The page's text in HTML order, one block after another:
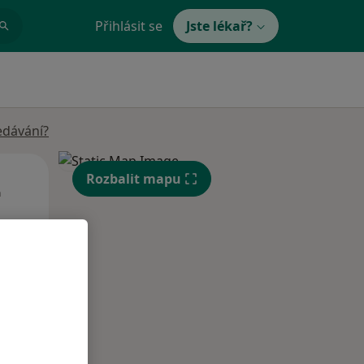
Přihlásit se Jste lékař?
St Čt
13 Srpen
Rozbalit mapu